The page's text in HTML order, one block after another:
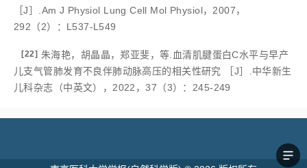
［J］.Am J Physiol Lung Cell Mol Physiol，2007，
292（2）：L537-L549
[22] 朱海艳，胡晶晶，郑亚斐，等.血清肌腱蛋白C水平与早产
儿支气管肺发育不良伴肺动脉高压的相关性研究 ［J］.中华新生
儿科杂志（中英文），2022，37（3）：245-249